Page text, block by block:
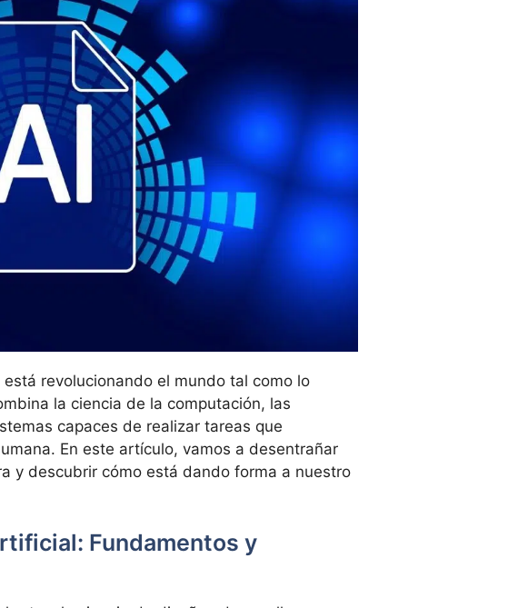
revolucionando el mundo tal como lo
la ciencia de la computación, las
capaces de realizar tareas que
En este artículo, vamos a desentrañar
y descubrir cómo está dando forma a nuestro
Fundamentos y